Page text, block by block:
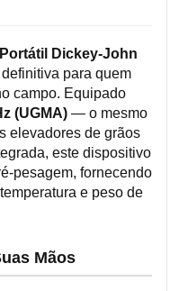
Dickey-John
para quem
campo. Equipado
(UGMA) — o mesmo
elevadores de grãos
este dispositivo
pesagem, fornecendo
e peso de
Mãos